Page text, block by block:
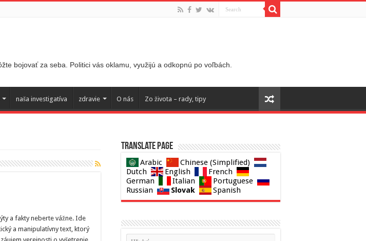
bojovať za seba. Politici vás oklamu, využijú a odkopnú po voľbách.
naša investigatíva zdravie O nás Zo života – rady, tipy
a fakty neberte vážne. Ide
a manipulatívny text, ktorý
Translate page
Arabic
Chinese (Simplified)
Dutch
English
French
German
Italian
Portuguese
Russian
Slovak Spanish